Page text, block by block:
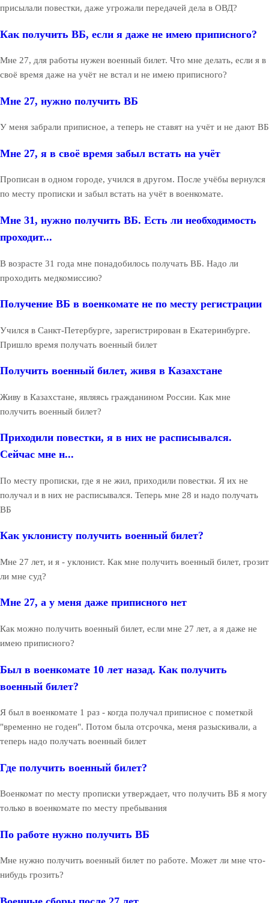
присылали повестки, даже угрожали передачей дела в ОВД?
Как получить ВБ, если я даже не имею приписного?
Мне 27, для работы нужен военный билет. Что мне делать, если я в
своё время даже на учёт не встал и не имею приписного?
Мне 27, нужно получить ВБ
У меня забрали приписное, а теперь не ставят на учёт и не дают ВБ
Мне 27, я в своё время забыл встать на учёт
Прописан в одном городе, учился в другом. После учёбы вернулся
по месту прописки и забыл встать на учёт в военкомате.
Мне 31, нужно получить ВБ. Есть ли необходимость
проходит...
В возрасте 31 года мне понадобилось получать ВБ. Надо ли
проходить медкомиссию?
Получение ВБ в военкомате не по месту регистрации
Учился в Санкт-Петербурге, зарегистрирован в Екатеринбурге.
Пришло время получать военный билет
Получить военный билет, живя в Казахстане
Живу в Казахстане, являясь гражданином России. Как мне
получить военный билет?
Приходили повестки, я в них не расписывался.
Сейчас мне н...
По месту прописки, где я не жил, приходили повестки. Я их не
получал и в них не расписывался. Теперь мне 28 и надо получать
ВБ
Как уклонисту получить военный билет?
Мне 27 лет, и я - уклонист. Как мне получить военный билет, грозит
ли мне суд?
Мне 27, а у меня даже приписного нет
Как можно получить военный билет, если мне 27 лет, а я даже не
имею приписного?
Был в военкомате 10 лет назад. Как получить
военный билет?
Я был в военкомате 1 раз - когда получал приписное с пометкой
"временно не годен". Потом была отсрочка, меня разыскивали, а
теперь надо получать военный билет
Где получить военный билет?
Военкомат по месту прописки утверждает, что получить ВБ я могу
только в военкомате по месту пребывания
По работе нужно получить ВБ
Мне нужно получить военный билет по работе. Может ли мне что-
нибудь грозить?